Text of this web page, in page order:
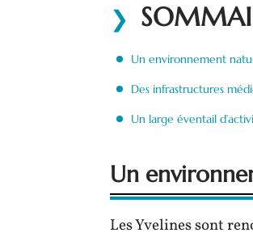
Un environnement
Des infrastructures
Un large éventail
Un
Les Yvelines sont